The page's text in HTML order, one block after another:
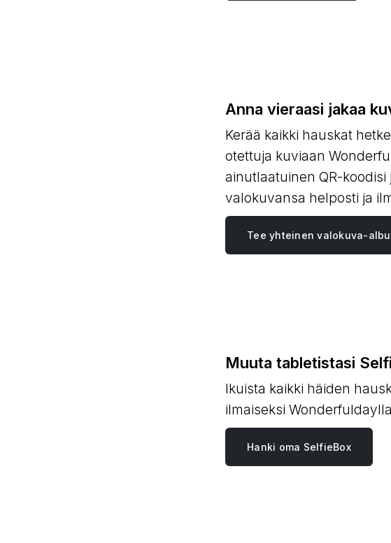
Anna vieraasi jakaa
Kerää kaikki hauskat
otettuja kuviaan
ainutlaatuinen QR-
valokuvansa helposti ja
Tee yhteinen valokuva-
Muuta tabletistasi
Ikuista kaikki häiden
ilmaiseksi
Hanki oma SelfieBox